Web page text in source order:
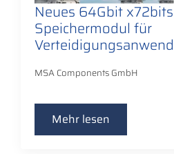
Neues 64Gbit
Speichermodul für
MSA Components GmbH
Mehr lesen